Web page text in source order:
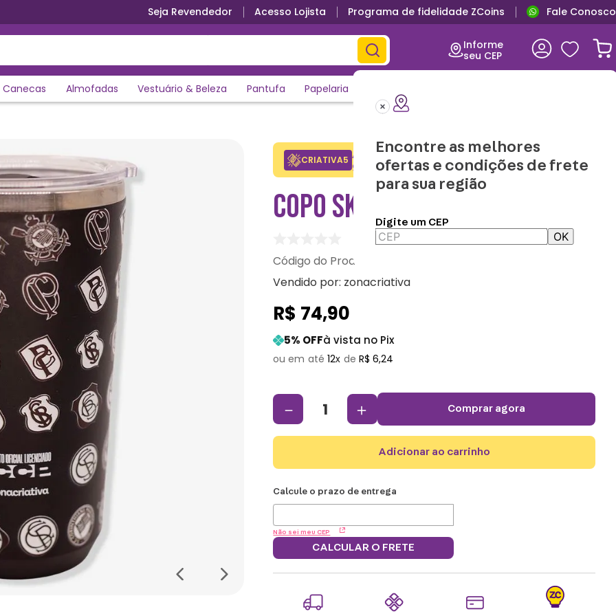
Seja Revendedor Acesso Lojista Programa de fidelidade ZCoins Fale Conosco
Informe
seu CEP
Encontre as melhores
ofertas e condições de frete
para sua região
Digite um CEP
OK
Canecas Almofadas Vestuário & Beleza Pantufa Papelaria
CRIATIVA5 Adicione o cupom no carrinho e
ganhe desconto na 1a compra.
Copiar
COPO SKY CORINTHIANS
Vendido por: zonacriativa
R$ 74,90
5% OFFà vista no Pix
12 R$ 6,24
＋
－ comprar agora
adicionar ao carrinho
Não sei meu CEP
CALCULAR O FRETE